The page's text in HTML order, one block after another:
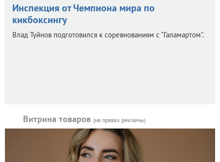
Инспекция от Чемпиона мира по
кикбоксингу
Влад Туйнов подготовился к соревнованиям с "Галамартом".
Витрина товаров (на правах рекламы)